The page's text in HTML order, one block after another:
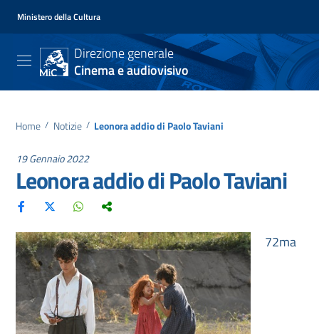
Ministero della Cultura
Direzione generale
Cinema e audiovisivo
Home / Notizie / Leonora addio di Paolo Taviani
19 Gennaio 2022
Leonora addio di Paolo Taviani
72ma